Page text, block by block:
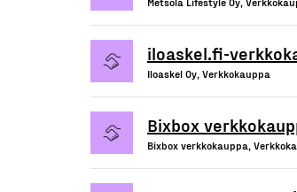
iloaskel.fi-
Iloaskel Oy, Verkkokauppa
Bixbox
Bixbox verkkokauppa,